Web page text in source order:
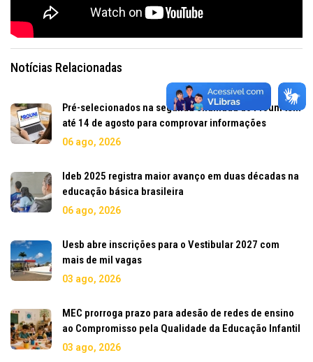
Notícias Relacionadas
Pré-selecionados na segunda chamada do Prouni têm
até 14 de agosto para comprovar informações
06 ago, 2026
Ideb 2025 registra maior avanço em duas décadas na
educação básica brasileira
06 ago, 2026
Uesb abre inscrições para o Vestibular 2027 com
mais de mil vagas
03 ago, 2026
MEC prorroga prazo para adesão de redes de ensino
ao Compromisso pela Qualidade da Educação Infantil
03 ago, 2026